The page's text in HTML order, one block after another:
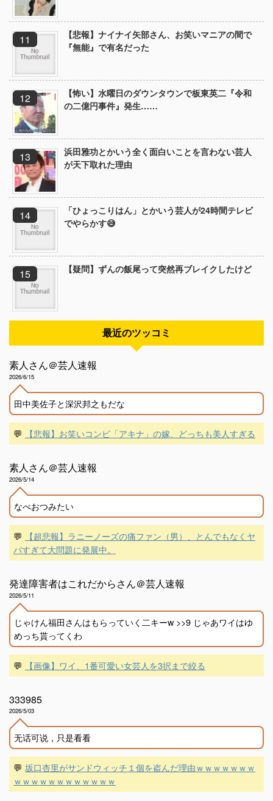
【悲報】ナイナイ矢部さん、お笑いマニアの間で
『無能』で有名だった
【怖い】水曜日のダウンタウンで板東英二『令和
の二億円事件』発生……
浜田雅功とかいう全く面白いことを言わない芸人
が天下取れた理由
「ひょっこりはん」とかいう芸人が24時間テレビ
でやらかす😅
【疑問】ずんの飯尾って突然再ブレイクしたけど
最近のツッコミ
素人さん＠芸人速報
2026/6/15
田中美佐子と深沢邦之もだな
💬 【悲報】お笑いコンビ「アキナ」の嫁、どっちも美人すぎる
素人さん＠芸人速報
2026/5/14
なべおつみたい
💬
【超悲報】ラニーノーズの痛ファン（男）、とんでもなくヤ
バすぎて大問題に発展中。
発達障害者はこれだからさん＠芸人速報
2026/5/11
じゃけん福田さんはもらっていく二キーw >>9 じゃあワイはゆ
めっち貰ってくわ
💬 【画像】ワイ、1番可愛い女芸人を3択まで絞る
333985
2026/5/03
无话可说，只是看看
💬 坂口杏里がサンドウィッチ１個を盗んだ理由ｗｗｗｗｗｗｗ
ｗｗｗｗｗｗｗｗｗｗｗｗ